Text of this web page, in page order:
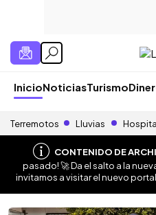
InicioNoticiasTurismo
Terremotos Lluvias
CONTENIDO DE
pasado! 🚀 Da el salto a la
invitamos a visitar el nuevo